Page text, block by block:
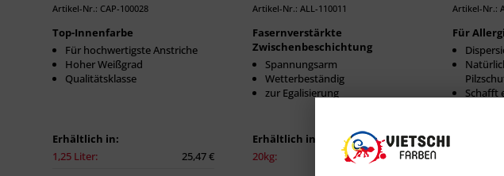
Artikel-Nr.: CAP-100028
Top-Innenfarbe
Für hochwertigste Anstriche
Hoher Weißgrad
Qualitätsklasse
Erhältlich in:
1,25 Liter:
25,47 €
Artikel-Nr.: ALL-110011
Fasernverstärkte
Zwischenbeschichtung
Spannungsarm
Wetterbeständig
zur Egalisierung
Erhältlich in:
20kg:
316,97 €
Artikel-Nr.:
Für
Schafft